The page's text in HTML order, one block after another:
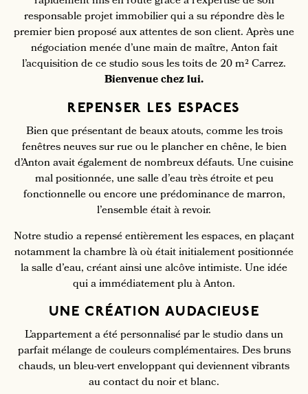
responsable projet immobilier qui a su répondre dès le
premier bien proposé aux attentes de son client. Après une
négociation menée d’une main de maître, Anton fait
l’acquisition de ce studio sous les toits de 20 m² Carrez.
Bienvenue chez lui.
REPENSER LES ESPACES
Bien que présentant de beaux atouts, comme les trois
fenêtres neuves sur rue ou le plancher en chêne, le bien
d’Anton avait également de nombreux défauts. Une cuisine
mal positionnée, une salle d’eau très étroite et peu
fonctionnelle ou encore une prédominance de marron,
l’ensemble était à revoir.
Notre studio a repensé entièrement les espaces, en plaçant
notamment la chambre là où était initialement positionnée
la salle d’eau, créant ainsi une alcôve intimiste. Une idée
qui a immédiatement plu à Anton.
UNE CRÉATION AUDACIEUSE
L’appartement a été personnalisé par le studio dans un
parfait mélange de couleurs complémentaires. Des bruns
chauds, un bleu-vert enveloppant qui deviennent vibrants
au contact du noir et blanc.